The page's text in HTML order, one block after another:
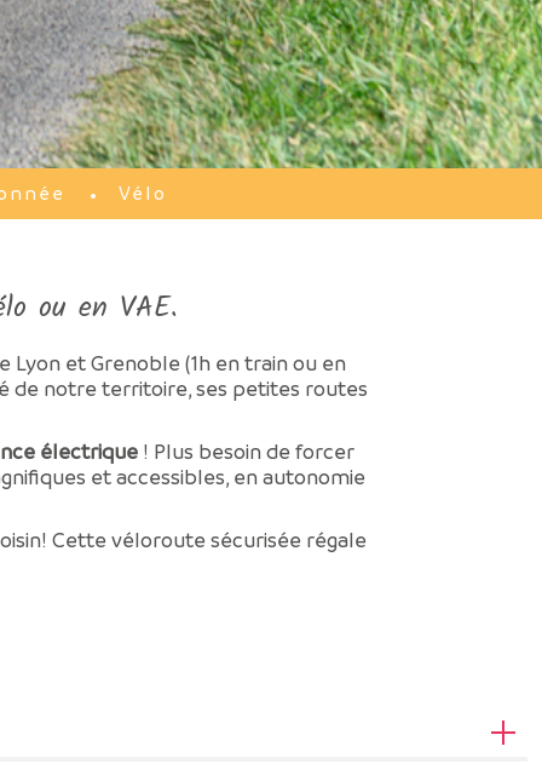
Vélo
ou en VAE.
et Grenoble (1h en train ou en
de notre territoire, ses petites routes
électrique ! Plus besoin de forcer
et accessibles, en autonomie
Cette véloroute sécurisée régale